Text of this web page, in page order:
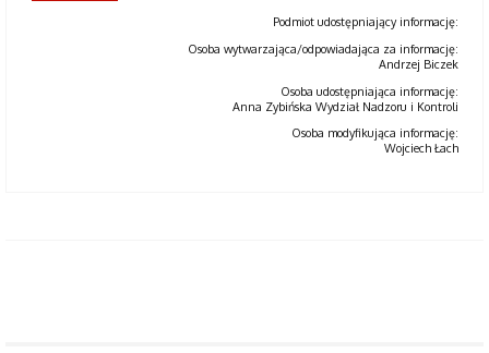
Podmiot udostępniający informację:
Osoba wytwarzająca/odpowiadająca za informację:
Andrzej Biczek
Osoba udostępniająca informację:
Anna Zybińska Wydział Nadzoru i Kontroli
Osoba modyfikująca informację:
Wojciech Łach